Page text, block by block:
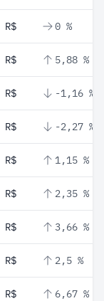
0 %
5,88 %
-1,16 %
-2,27 %
1,15 %
2,35 %
3,66 %
2,5 %
6,67 %